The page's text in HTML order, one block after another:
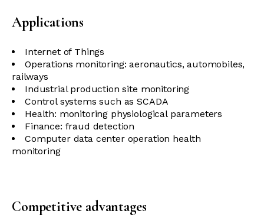
Applications
Internet of Things
Operations monitoring: aeronautics, automobiles,
railways
Industrial production site monitoring
Control systems such as SCADA
Health: monitoring physiological parameters
Finance: fraud detection
Computer data center operation health
monitoring
Competitive advantages